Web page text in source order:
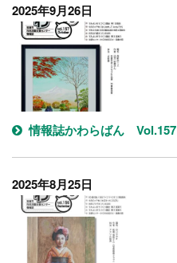
2025年9月26日
情報誌かわらばん Vol.157
2025年8月25日